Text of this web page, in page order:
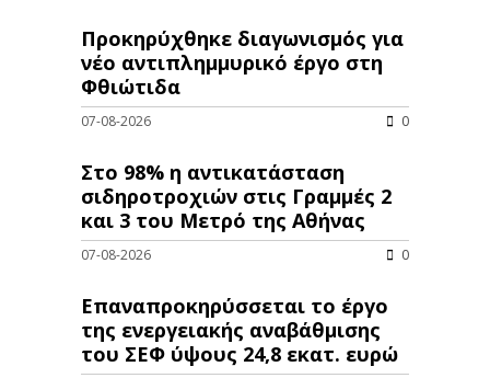
Προκηρύχθηκε διαγωνισμός για
νέo αντιπλημμυρικό έργο στη
Φθιώτιδα
07-08-2026 0
Στο 98% η αντικατάσταση
σιδηροτροχιών στις Γραμμές 2
και 3 του Μετρό της Αθήνας
07-08-2026 0
Επαναπροκηρύσσεται το έργο
της ενεργειακής αναβάθμισης
του ΣΕΦ ύψους 24,8 εκατ. ευρώ